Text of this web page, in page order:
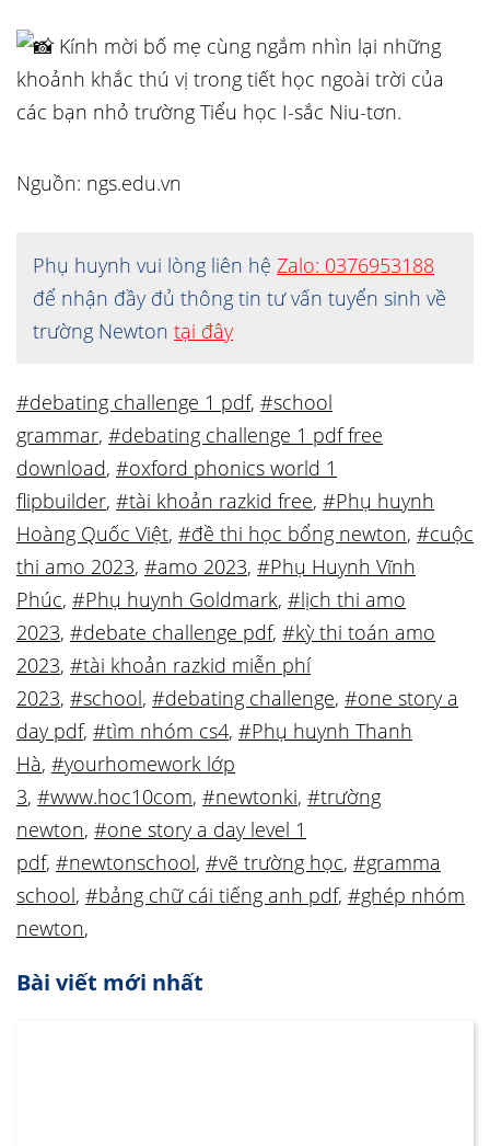
Kính mời bố mẹ cùng ngắm nhìn lại những
khoảnh khắc thú vị trong tiết học ngoài trời của
các bạn nhỏ trường Tiểu học I-sắc Niu-tơn.
Nguồn: ngs.edu.vn
Phụ huynh vui lòng liên hệ Zalo: 0376953188
để nhận đầy đủ thông tin tư vấn tuyển sinh về
trường Newton tại đây
#debating challenge 1 pdf, #school
grammar, #debating challenge 1 pdf free
download, #oxford phonics world 1
flipbuilder, #tài khoản razkid free, #Phụ huynh
Hoàng Quốc Việt, #đề thi học bổng newton, #cuộc
thi amo 2023, #amo 2023, #Phụ Huynh Vĩnh
Phúc, #Phụ huynh Goldmark, #lịch thi amo
2023, #debate challenge pdf, #kỳ thi toán amo
2023, #tài khoản razkid miễn phí
2023, #school, #debating challenge, #one story a
day pdf, #tìm nhóm cs4, #Phụ huynh Thanh
Hà, #yourhomework lớp
3, #www.hoc10com, #newtonki, #trường
newton, #one story a day level 1
pdf, #newtonschool, #vẽ trường học, #gramma
school, #bảng chữ cái tiếng anh pdf, #ghép nhóm
newton,
Bài viết mới nhất